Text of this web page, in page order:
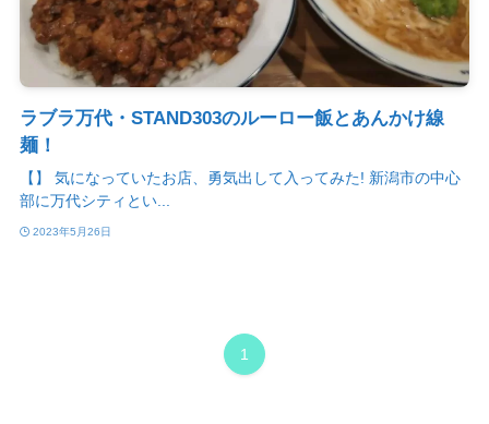
ラブラ万代・STAND303のルーロー飯とあんかけ線
麺！
【】 気になっていたお店、勇気出して入ってみた! 新潟市の中心
部に万代シティとい...
2023年5月26日
1